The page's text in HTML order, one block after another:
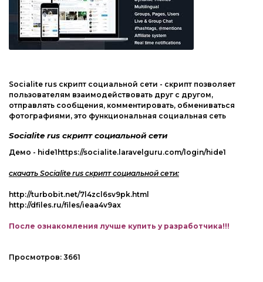
Joomla
phpBB форум
Другие CMS
Другие шаблоны
Socialite rus скрипт социальной сети - скрипт позволяет
пользователям взаимодействовать друг с другом,
отправлять сообщения, комментировать, обмениваться
фотографиями, это функциональная социальная сеть
Socialite rus скрипт социальной сети
Демо - hide1https://socialite.laravelguru.com/login/hide1
скачать Socialite rus скрипт социальной сети:
http://turbobit.net/7l4zcl6sv9pk.html
http://dfiles.ru/files/ieaa4v9ax
После ознакомления лучше купить у разработчика!!!
Просмотров: 3661
Другие шаблоны